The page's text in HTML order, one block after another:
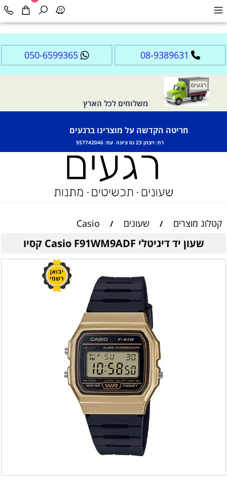
08-9389631
050-6599365
משלוחים לכל הארץ
חריטה הקדשה על מוצרינו ברגעים
רח: ויצמן 23 נס ציונה עמ: 557742046
קטלוג מוצרים / שעונים /
Casio
שעון יד ‏דיגיטלי Casio F91WM9ADF קסיו